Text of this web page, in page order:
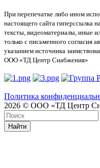
При перепечатке либо ином
настоящего сайта гиперссылка
тексты, видеоматериалы, иные
только с письменного согласия
указанием источника
ООО «ТД Центр Снабжения»
Политика
2026 © ООО «ТД Центр
Найти